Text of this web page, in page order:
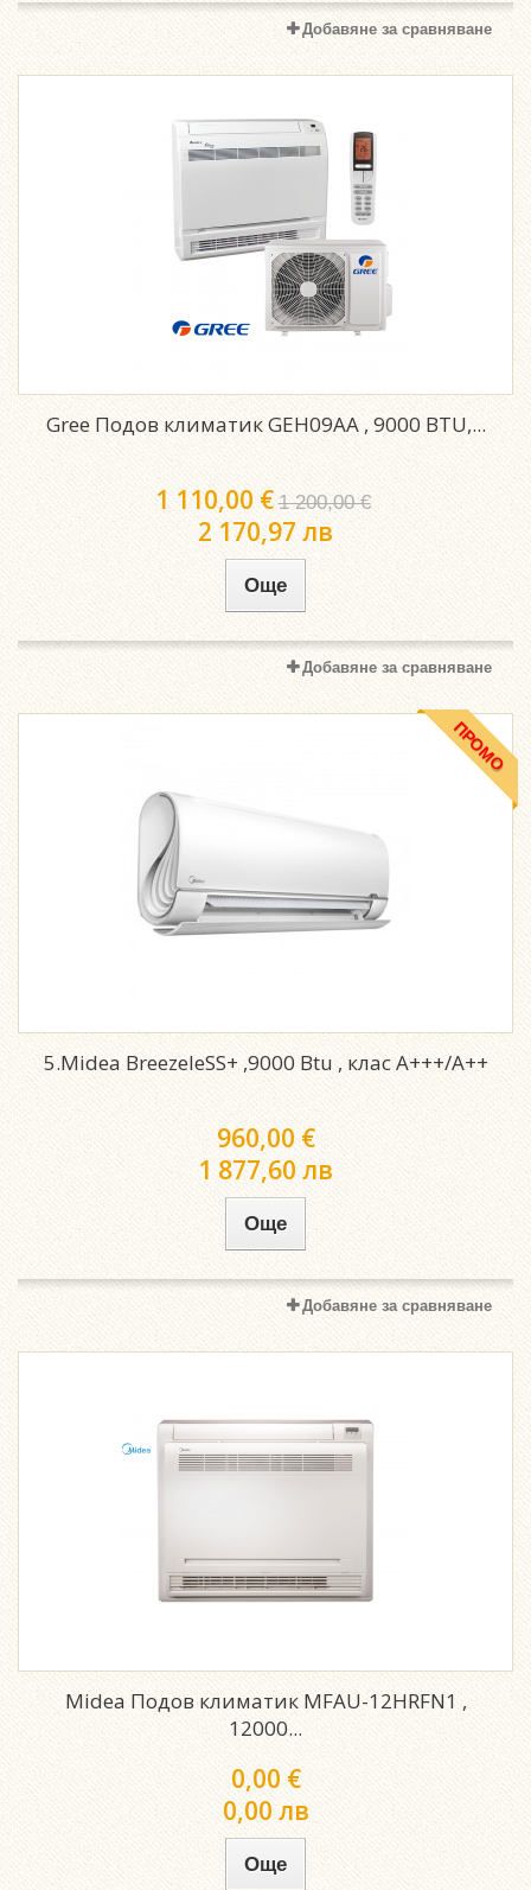
Добавяне за сравняване
Gree Подов климатик GEH09AA , 9000 BTU,...
1 110,00 € 1 200,00 €
2 170,97 лв
Още
Добавяне за сравняване
ПРОМО
5.Midea BreezeleSS+ ,9000 Btu , клас А+++/А++
960,00 €
1 877,60 лв
Още
Добавяне за сравняване
Midea Подов климатик MFAU-12HRFN1 ,
12000...
0,00 €
0,00 лв
Още